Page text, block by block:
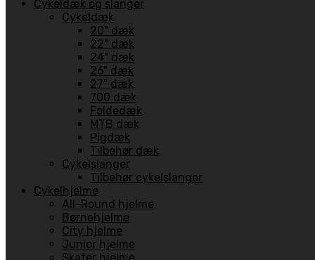
Cykeldæk og slanger
Cykeldæk
20" dæk
22" dæk
24" dæk
26" dæk
27" dæk
700 dæk
Foldedæk
MTB dæk
Pigdæk
Tilbehør dæk
Cykelslanger
Tilbehør cykelslanger
Cykelhjelme
All-Round hjelme
Børnehjelme
City hjelme
Junior hjelme